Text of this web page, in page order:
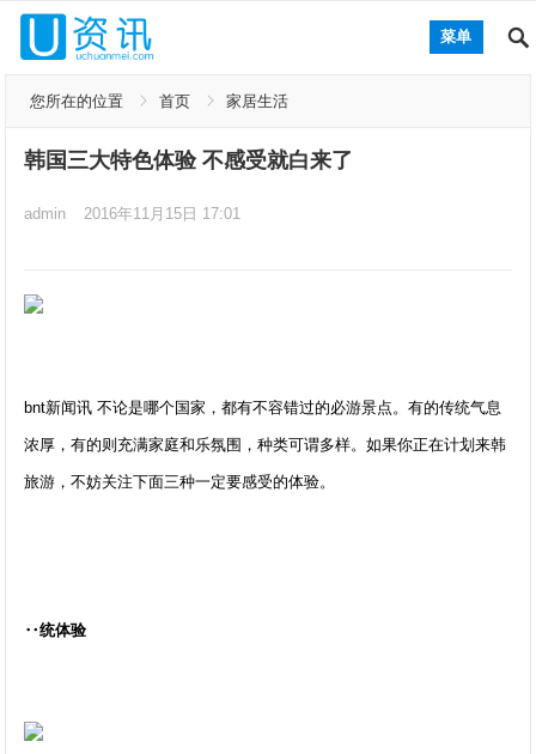
菜单
您所在的位置 首页 家居生活
韩国三大特色体验 不感受就白来了
admin 2016年11月15日 17:01
bnt新闻讯 不论是哪个国家，都有不容错过的必游景点。有的传统气息
浓厚，有的则充满家庭和乐氛围，种类可谓多样。如果你正在计划来韩
旅游，不妨关注下面三种一定要感受的体验。
‥统体验